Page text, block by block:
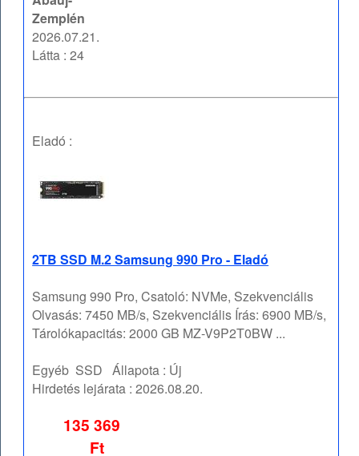
Zemplén
2026.07.21.
Látta : 24
Eladó :
2TB SSD M.2 Samsung 990 Pro - Eladó
Samsung 990 Pro, Csatoló: NVMe, Szekvenciális
Olvasás: 7450 MB/s, Szekvenciális Írás: 6900 MB/s,
Tárolókapacitás: 2000 GB MZ-V9P2T0BW ...
Egyéb SSD Állapota : Új
Hirdetés lejárata :2026.08.20.
135 369
Ft